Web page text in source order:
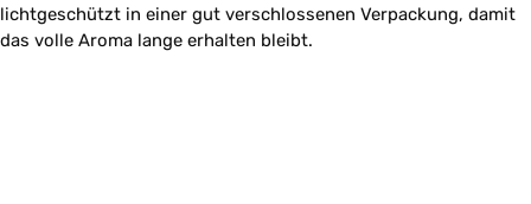
lichtgeschützt in einer gut verschlossenen Verpackung, damit
das volle Aroma lange erhalten bleibt.